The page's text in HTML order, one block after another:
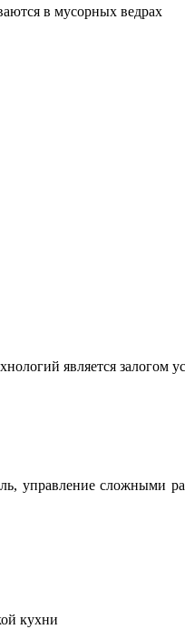
в мусорных ведрах
является залогом
управление сложными
кухни